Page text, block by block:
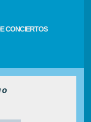
CONCIERTOS